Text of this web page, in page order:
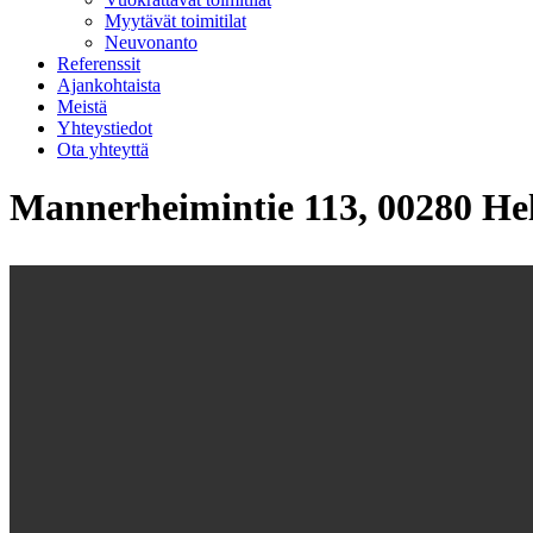
Myytävät toimitilat
Neuvonanto
Referenssit
Ajankohtaista
Meistä
Yhteystiedot
Ota yhteyttä
Mannerheimintie 113, 00280